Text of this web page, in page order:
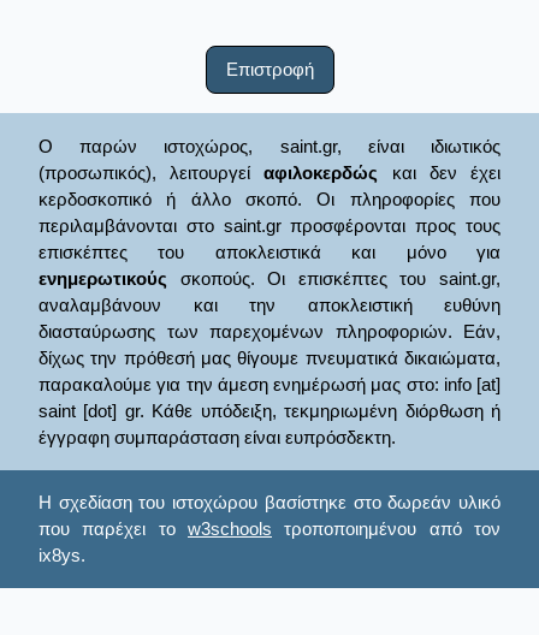
Επιστροφή
Ο παρών ιστοχώρος, saint.gr, είναι ιδιωτικός
(προσωπικός), λειτουργείαφιλοκερδώς και δεν έχει
κερδοσκοπικό ή άλλο σκοπό. Οι πληροφορίες που
περιλαμβάνονται στο saint.gr προσφέρονται προς τους
επισκέπτες του αποκλειστικά και μόνο για
ενημερωτικούς σκοπούς. Οι επισκέπτες του saint.gr,
αναλαμβάνουν και την αποκλειστική ευθύνη
διασταύρωσης των παρεχομένων πληροφοριών. Εάν,
δίχως την πρόθεσή μας θίγουμε πνευματικά δικαιώματα,
παρακαλούμε για την άμεση ενημέρωσή μας στο: info [at]
saint [dot] gr. Κάθε υπόδειξη, τεκμηριωμένη διόρθωση ή
έγγραφη συμπαράσταση είναι ευπρόσδεκτη.
Η σχεδίαση του ιστοχώρου βασίστηκε στο δωρεάν υλικό
που παρέχει το w3schools τροποποιημένου από τον
ix8ys.